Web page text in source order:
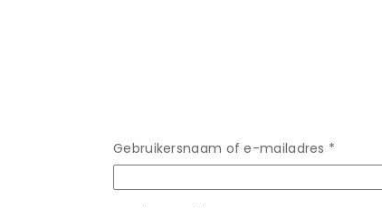
Gebruikersnaam of e-mailadres *